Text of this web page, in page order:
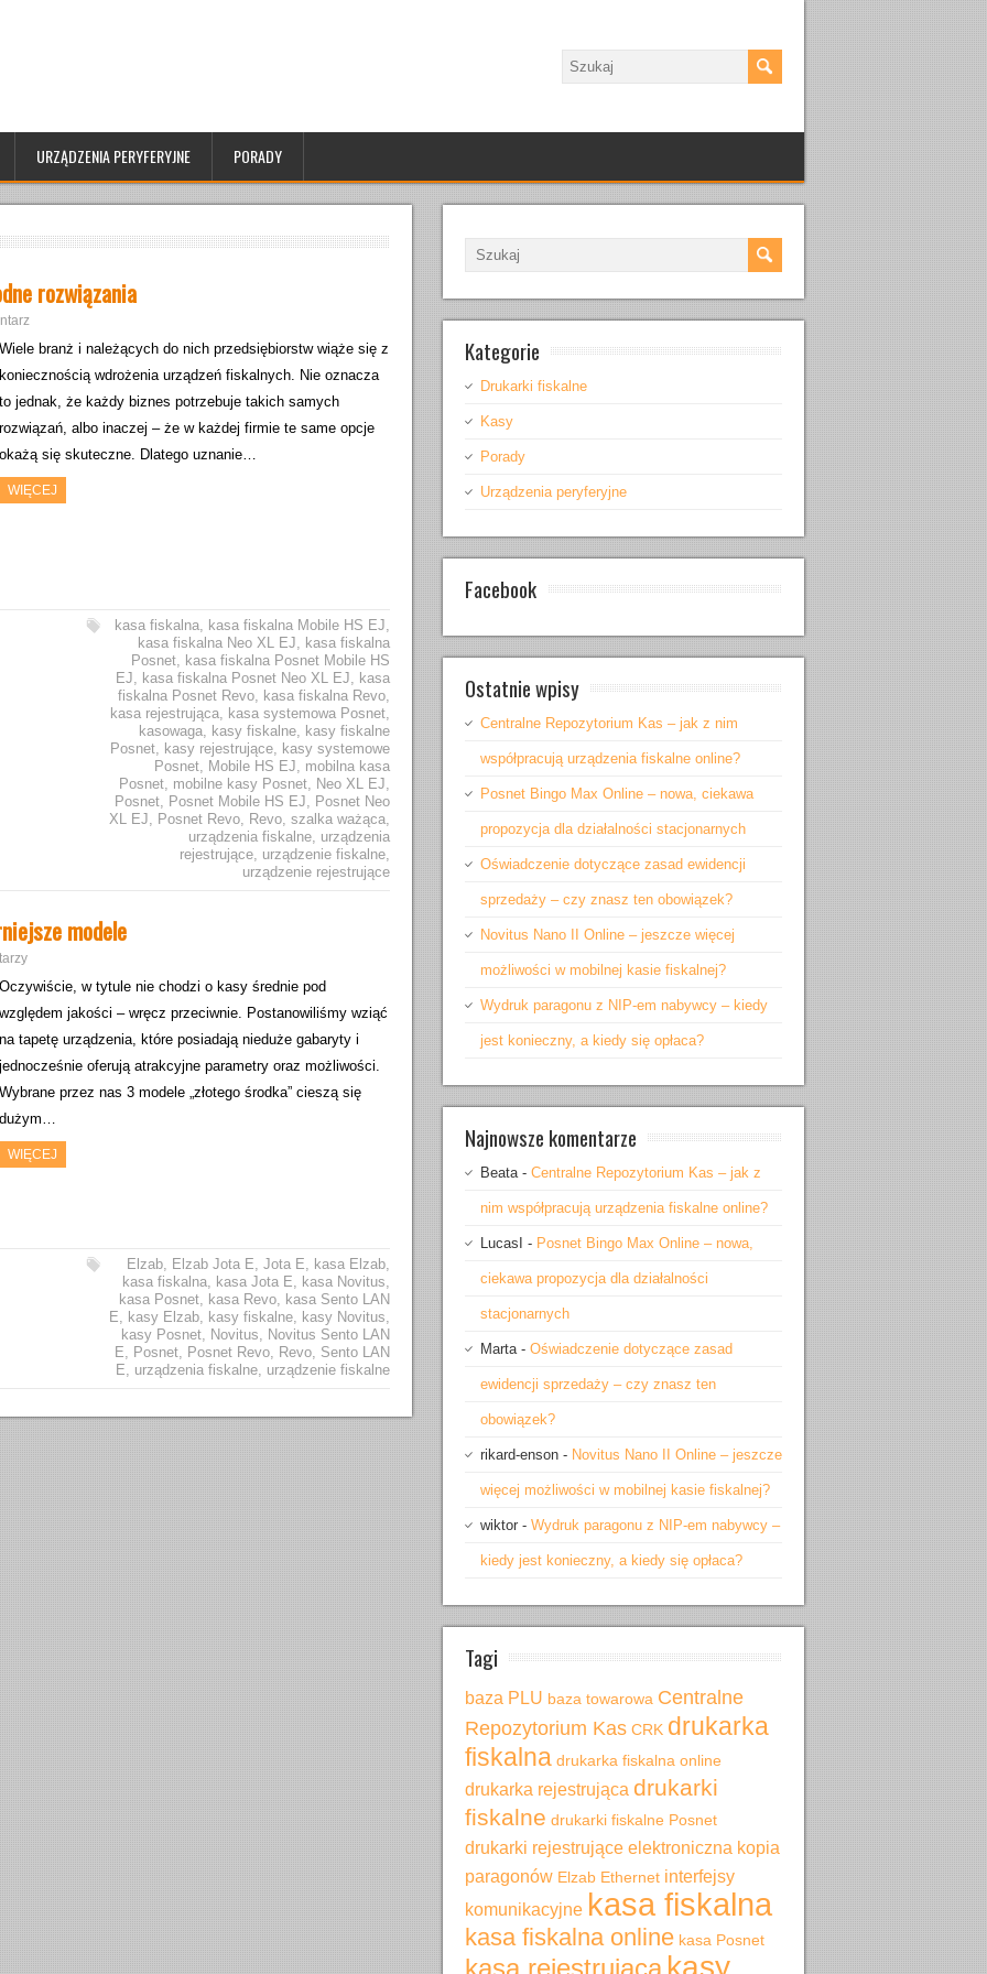
URZĄDZENIA PERYFERYJNE PORADY
rozwiązania
Wiele branż i należących do nich przedsiębiorstw wiąże się z
koniecznością wdrożenia urządzeń fiskalnych. Nie oznacza
to jednak, że każdy biznes potrzebuje takich samych
rozwiązań, albo inaczej – że w każdej firmie te same opcje
okażą się skuteczne. Dlatego uznanie…
WIĘCEJ
kasa fiskalna, kasa fiskalna Mobile HS EJ,
kasa fiskalna Neo XL EJ, kasa fiskalna
Posnet, kasa fiskalna Posnet Mobile HS
EJ, kasa fiskalna Posnet Neo XL EJ, kasa
fiskalna Posnet Revo, kasa fiskalna Revo,
kasa rejestrująca, kasa systemowa Posnet,
kasowaga, kasy fiskalne, kasy fiskalne
Posnet, kasy rejestrujące, kasy systemowe
Posnet, Mobile HS EJ, mobilna kasa
Posnet, mobilne kasy Posnet, Neo XL EJ,
Posnet, Posnet Mobile HS EJ, Posnet Neo
XL EJ, Posnet Revo, Revo, szalka ważąca,
urządzenia fiskalne, urządzenia
rejestrujące, urządzenie fiskalne,
urządzenie rejestrujące
modele
Oczywiście, w tytule nie chodzi o kasy średnie pod
względem jakości – wręcz przeciwnie. Postanowiliśmy wziąć
na tapetę urządzenia, które posiadają nieduże gabaryty i
jednocześnie oferują atrakcyjne parametry oraz możliwości.
Wybrane przez nas 3 modele „złotego środka” cieszą się
dużym…
WIĘCEJ
Elzab, Elzab Jota E Jota E kasa Elzab,
kasa fiskalna, kasa Jota E kasa Novitus
kasa Posnet, kasa Revo,
kasa Sento LAN
E
kasy Elzab, kasy fiskalne, kasy Novitus
kasy Posnet, Novitus
Novitus Sento LAN
E
Posnet, Posnet Revo, Revo, Sento LAN
E
urządzenia fiskalne, urządzenie fiskalne
Kategorie
Drukarki fiskalne
Kasy
Porady
Urządzenia peryferyjne
Facebook
Ostatnie wpisy
Centralne Repozytorium Kas – jak z nim
współpracują urządzenia fiskalne online?
Posnet Bingo Max Online – nowa, ciekawa
propozycja dla działalności stacjonarnych
Oświadczenie dotyczące zasad ewidencji
sprzedaży – czy znasz ten obowiązek?
Novitus Nano II Online – jeszcze więcej
możliwości w mobilnej kasie fiskalnej?
Wydruk paragonu z NIP-em nabywcy – kiedy
jest konieczny, a kiedy się opłaca?
Najnowsze komentarze
Beata- Centralne Repozytorium Kas – jak z
nim współpracują urządzenia fiskalne online?
LucasI - Posnet Bingo Max Online – nowa,
ciekawa propozycja dla działalności
stacjonarnych
Marta- Oświadczenie dotyczące zasad
ewidencji sprzedaży – czy znasz ten
obowiązek?
rikard-enson - Novitus Nano II Online – jeszcze
więcej możliwości w mobilnej kasie fiskalnej?
wiktor - Wydruk paragonu z NIP-em nabywcy –
kiedy jest konieczny, a kiedy się opłaca?
Tagi
baza PLU baza towarowa Centralne
Repozytorium Kas CRK drukarka
fiskalna drukarka fiskalna online
drukarka rejestrująca drukarki
fiskalne drukarki fiskalne Posnet
drukarki rejestrujące elektroniczna kopia
paragonów Elzab Ethernet interfejsy
komunikacyjne kasa fiskalna
kasa fiskalna online kasa Posnet
kasa rejestrująca kasy